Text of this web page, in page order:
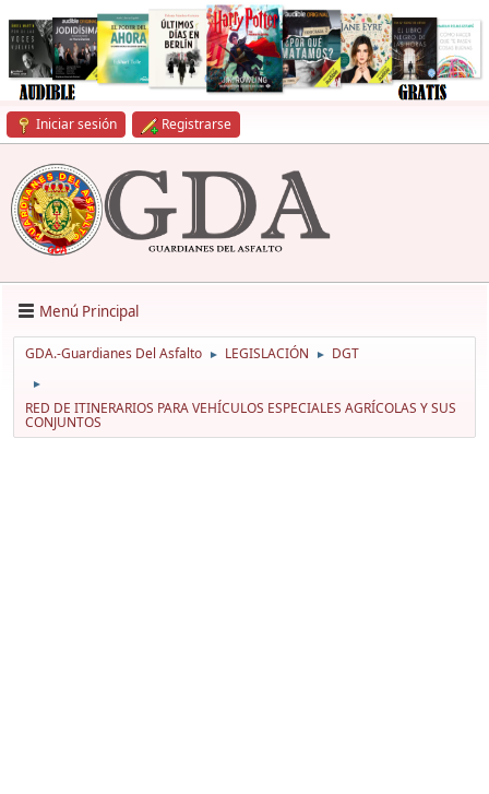
Iniciar sesión Registrarse
Menú Principal
GDA.-Guardianes Del Asfalto ► LEGISLACIÓN ► DGT
►
RED DE ITINERARIOS PARA VEHÍCULOS ESPECIALES AGRÍCOLAS Y SUS
CONJUNTOS